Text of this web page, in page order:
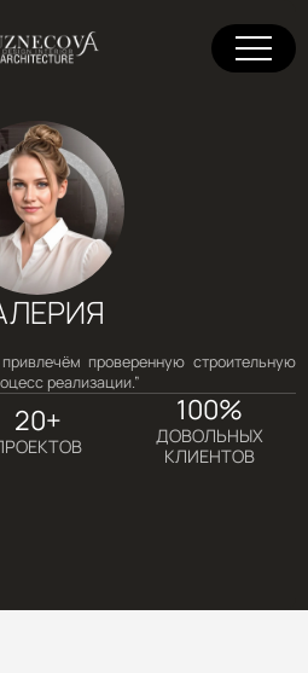
kuzart.ru/wp-
uploads/whatsapp-
2024-09-03-
проверенную строительную
реализации.”
20+ 100%
ДОВОЛЬНЫХ
КЛИЕНТОВ